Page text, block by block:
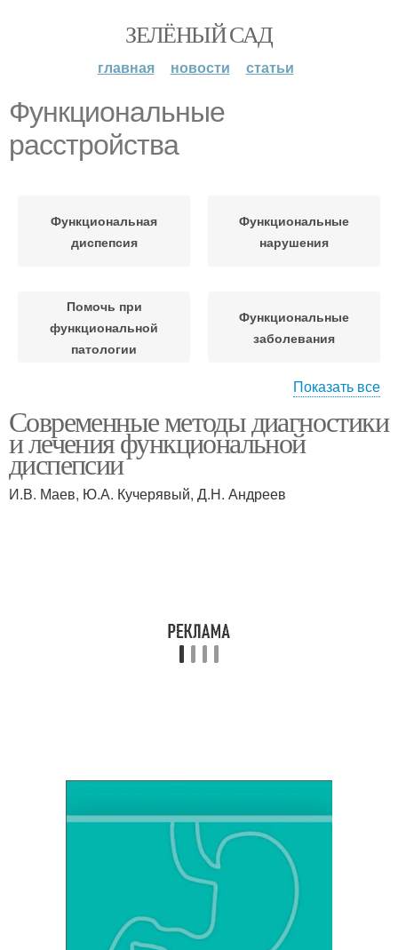
ЗЕЛЁНЫЙ САД
главная новости статьи
Функциональные
расстройства
Функциональная
диспепсия
Функциональные
нарушения
Помочь при
функциональной
патологии
Функциональные
заболевания
функциональные
заболевания
патология
Показать все
Современные методы диагностики
и лечения функциональной
диспепсии
И.В. Маев, Ю.А. Кучерявый, Д.Н. Андреев